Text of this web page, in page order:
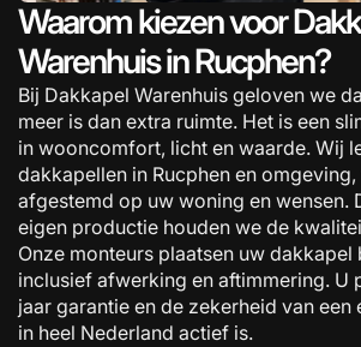
Waarom kiezen voor
Warenhuis in Rucphen?
Bij Dakkapel Warenhuis geloven we
meer is dan extra ruimte. Het is een
in wooncomfort, licht en waarde. Wij
dakkapellen in Rucphen en
afgestemd op uw woning en wensen.
eigen productie houden we de
Onze monteurs plaatsen uw dakkapel
inclusief afwerking en aftimmering. U
jaar garantie en de zekerheid van een
in heel Nederland actief is.